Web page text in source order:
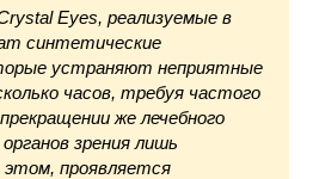
Eyes, реализуемые в
синтетические
устраняют неприятные
часов, требуя частого
же лечебного
зрения лишь
проявляется